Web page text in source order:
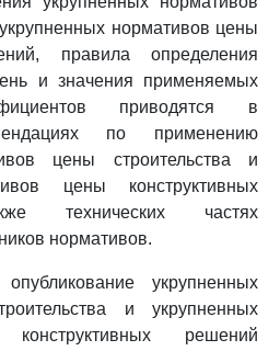
нормативов цены
правила определения
и значения применяемых
приводятся в
по применению
цены строительства и
цены конструктивных
технических частях
нормативов.
укрупненных
и укрупненных
решений